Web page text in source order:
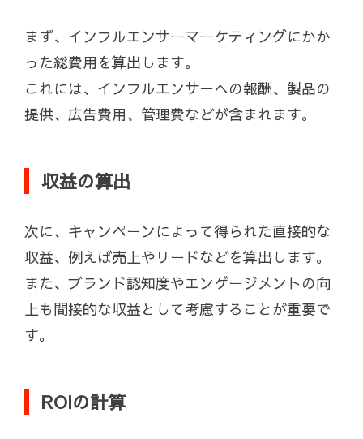
まず、インフルエンサーマーケティングにかか
った総費用を算出します。
これには、インフルエンサーへの報酬、製品の
提供、広告費用、管理費などが含まれます。
収益の算出
次に、キャンペーンによって得られた直接的な
収益、例えば売上やリードなどを算出します。
また、ブランド認知度やエンゲージメントの向
上も間接的な収益として考慮することが重要で
す。
ROIの計算